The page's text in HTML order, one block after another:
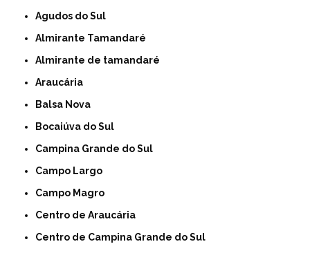
Agudos do Sul
Almirante Tamandaré
Almirante de tamandaré
Araucária
Balsa Nova
Bocaiúva do Sul
Campina Grande do Sul
Campo Largo
Campo Magro
Centro de Araucária
Centro de Campina Grande do Sul